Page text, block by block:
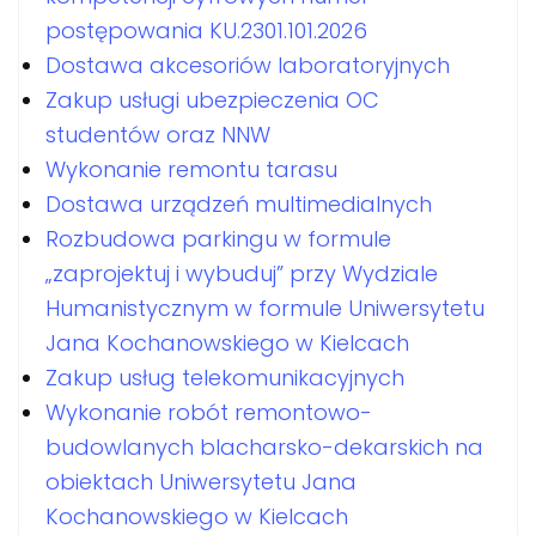
postępowania KU.2301.101.2026
Dostawa akcesoriów laboratoryjnych
Zakup usługi ubezpieczenia OC
studentów oraz NNW
Wykonanie remontu tarasu
Dostawa urządzeń multimedialnych
Rozbudowa parkingu w formule
„zaprojektuj i wybuduj” przy Wydziale
Humanistycznym w formule Uniwersytetu
Jana Kochanowskiego w Kielcach
Zakup usług telekomunikacyjnych
Wykonanie robót remontowo-
budowlanych blacharsko-dekarskich na
obiektach Uniwersytetu Jana
Kochanowskiego w Kielcach